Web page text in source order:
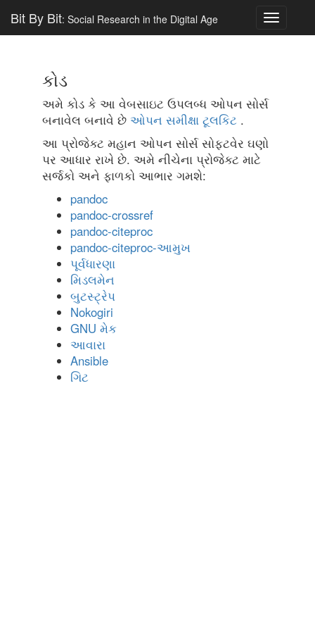
Toggle
Bit By Bit: Social Research in the Digital Age
કોડ
અમે કોડ કે આ વેબસાઇટ ઉપલબ્ધ ઓપન સોર્સ
બનાવેલ બનાવે છે ઓપન સમીક્ષા ટૂલકિટ .
આ પ્રોજેક્ટ મહાન ઓપન સોર્સ સોફ્ટવેર ઘણો
પર આધાર રાખે છે. અમે નીચેના પ્રોજેક્ટ માટે
સર્જકો અને ફાળકો આભાર ગમશે:
pandoc
pandoc-crossref
pandoc-citeproc
pandoc-citeproc-આમુખ
પૂર્વધારણા
મિડલમેન
બુટસ્ટ્રેપ
Nokogiri
GNU મેક
આવારા
Ansible
ગિટ